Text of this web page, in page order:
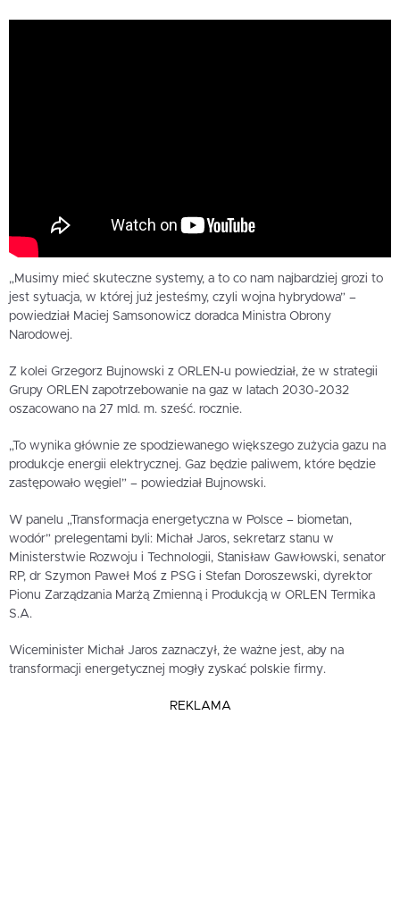
„Musimy mieć skuteczne systemy, a to co nam najbardziej grozi to
jest sytuacja, w której już jesteśmy, czyli wojna hybrydowa” –
powiedział Maciej Samsonowicz doradca Ministra Obrony
Narodowej.
Z kolei Grzegorz Bujnowski z ORLEN-u powiedział, że w strategii
Grupy ORLEN zapotrzebowanie na gaz w latach 2030-2032
oszacowano na 27 mld. m. sześć. rocznie.
„To wynika głównie ze spodziewanego większego zużycia gazu na
produkcje energii elektrycznej. Gaz będzie paliwem, które będzie
zastępowało węgiel” – powiedział Bujnowski.
W panelu „Transformacja energetyczna w Polsce – biometan,
wodór” prelegentami byli: Michał Jaros, sekretarz stanu w
Ministerstwie Rozwoju i Technologii, Stanisław Gawłowski, senator
RP, dr Szymon Paweł Moś z PSG i Stefan Doroszewski, dyrektor
Pionu Zarządzania Marżą Zmienną i Produkcją w ORLEN Termika
S.A.
Wiceminister Michał Jaros zaznaczył, że ważne jest, aby na
transformacji energetycznej mogły zyskać polskie firmy.
REKLAMA